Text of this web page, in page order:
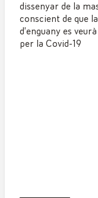
dissenyar de la
conscient de que
d’enguany es
per la Covid-19